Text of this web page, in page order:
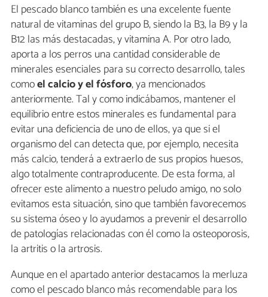
El pescado blanco también es una excelente fuente
natural de vitaminas del grupo B, siendo la B3, la B9 y la
B12 las más destacadas, y vitamina A. Por otro lado,
aporta a los perros una cantidad considerable de
minerales esenciales para su correcto desarrollo, tales
comoel calcio y el fósforo, ya mencionados
anteriormente. Tal y como indicábamos, mantener el
equilibrio entre estos minerales es fundamental para
evitar una deficiencia de uno de ellos, ya que si el
organismo del can detecta que, por ejemplo, necesita
más calcio, tenderá a extraerlo de sus propios huesos,
algo totalmente contraproducente. De esta forma, al
ofrecer este alimento a nuestro peludo amigo, no solo
evitamos esta situación, sino que también favorecemos
su sistema óseo y lo ayudamos a prevenir el desarrollo
de patologías relacionadas con él como la osteoporosis,
la artritis o la artrosis.
Aunque en el apartado anterior destacamos la merluza
como el pescado blanco más recomendable para los